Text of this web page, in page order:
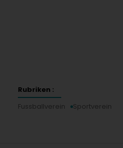
Rubriken :
Fussballverein
Sportverein